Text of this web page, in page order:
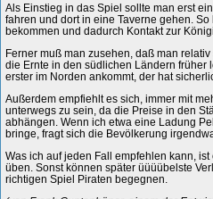
Als Einstieg in das Spiel sollte man erst
fahren und dort in eine Taverne gehen.
bekommen und dadurch Kontakt zur
Ferner muß man zusehen, daß man
die Ernte in den südlichen Ländern früher
erster im Norden ankommt, der hat
Außerdem empfiehlt es sich, immer mit
unterwegs zu sein, da die Preise in den
abhängen. Wenn ich etwa eine Ladung
bringe, fragt sich die Bevölkerung
Was ich auf jeden Fall empfehlen kann,
üben. Sonst können später üüüübelste
richtigen Spiel Piraten begegnen.